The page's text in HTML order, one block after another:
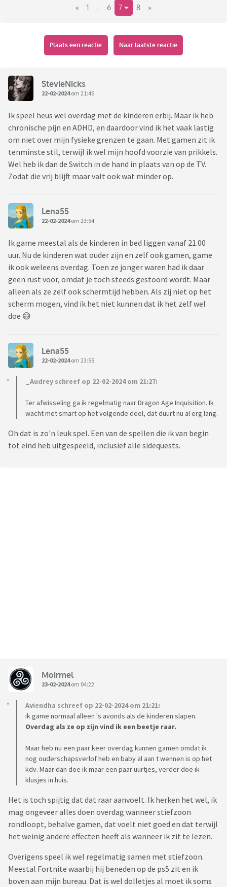
« 1 6 7 8 »
Plaats een reactie Naar laatste reactie
StevieNicks
22-02-2024om 21:46
Ik speel heus wel overdag met de kinderen erbij. Maar ik heb
chronische pijn en ADHD, en daardoor vind ik het vaak lastig
om niet over mijn fysieke grenzen te gaan. Met gamen zit ik
tenminste stil, terwijl ik wel mijn hoofd voorzie van prikkels.
Wel heb ik dan de Switch in de hand in plaats van op de TV.
Zodat die vrij blijft maar valt ook wat minder op.
Lena55
22-02-2024om 23:54
Ik game meestal als de kinderen in bed liggen vanaf 21.00
uur. Nu de kinderen wat ouder zijn en zelf ook gamen, game
ik ook weleens overdag. Toen ze jonger waren had ik daar
geen rust voor, omdat je toch steeds gestoord wordt. Maar
alleen als ze zelf ook schermtijd hebben. Als zij niet op het
scherm mogen, vind ik het niet kunnen dat ik het zelf wel
doe 😅
Lena55
22-02-2024om 23:55
_Audrey schreef op 22-02-2024 om 21:27:
Ter afwisseling ga ik regelmatig naar Dragon Age Inquisition. Ik
wacht met smart op het volgende deel, dat duurt nu al erg lang.
Oh dat is zo'n leuk spel. Een van de spellen die ik van begin
tot eind heb uitgespeeld, inclusief alle sidequests.
Moirmel
23-02-2024om 04:22
Aviendha schreef op 22-02-2024 om 21:21:
ik game normaal alleen 's avonds als de kinderen slapen.
Overdag als ze op zijn vind ik een beetje raar.
Maar heb nu een paar keer overdag kunnen gamen omdat ik
nog ouderschapsverlof heb en baby al aan t wennen is op het
kdv. Maar dan doe ik maar een paar uurtjes, verder doe ik
klusjes in huis.
Het is toch spijtig dat dat raar aanvoelt. Ik herken het wel, ik
mag ongeveer alles doen overdag wanneer stiefzoon
rondloopt, behalve gamen, dat voelt niet goed en dat terwijl
het weinig andere effecten heeft als wanneer ik zit te lezen.
Overigens speel ik wel regelmatig samen met stiefzoon.
Meestal Fortnite waarbij hij beneden op de ps5 zit en ik
boven aan mijn bureau. Dat is wel dolletjes al moet ik soms